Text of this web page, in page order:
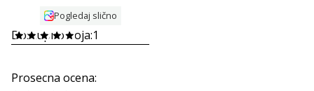
Pogledaj slično
Dostupno boja:1
Prosecna ocena: